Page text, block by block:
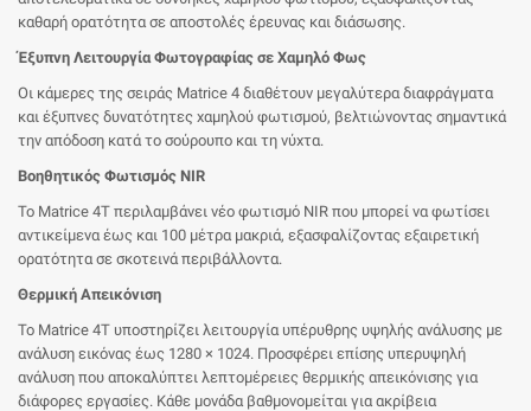
καθαρή ορατότητα σε αποστολές έρευνας και διάσωσης.
Έξυπνη Λειτουργία Φωτογραφίας σε Χαμηλό Φως
Οι κάμερες της σειράς Matrice 4 διαθέτουν μεγαλύτερα διαφράγματα
και έξυπνες δυνατότητες χαμηλού φωτισμού, βελτιώνοντας σημαντικά
την απόδοση κατά το σούρουπο και τη νύχτα.
Βοηθητικός Φωτισμός NIR
Το Matrice 4T περιλαμβάνει νέο φωτισμό NIR που μπορεί να φωτίσει
αντικείμενα έως και 100 μέτρα μακριά, εξασφαλίζοντας εξαιρετική
ορατότητα σε σκοτεινά περιβάλλοντα.
Θερμική Απεικόνιση
Το Matrice 4T υποστηρίζει λειτουργία υπέρυθρης υψηλής ανάλυσης με
ανάλυση εικόνας έως 1280 × 1024. Προσφέρει επίσης υπερυψηλή
ανάλυση που αποκαλύπτει λεπτομέρειες θερμικής απεικόνισης για
διάφορες εργασίες. Κάθε μονάδα βαθμονομείται για ακρίβεια